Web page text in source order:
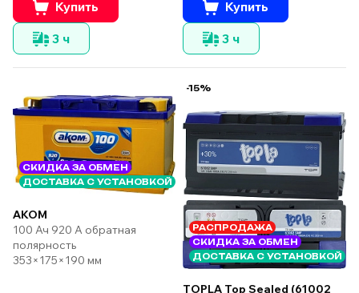
Купить
3 ч
Купить
3 ч
СКИДКА ЗА ОБМЕН
ДОСТАВКА С УСТАНОВКОЙ
AKOM
100 Ач 920 А обратная
полярность
353×175×190 мм
-15%
РАСПРОДАЖА
СКИДКА ЗА ОБМЕН
ДОСТАВКА С УСТАНОВКОЙ
TOPLA Top Sealed (61002